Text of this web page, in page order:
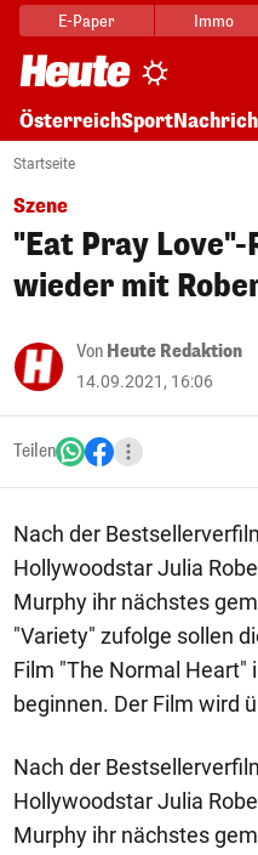
E-Paper Immo
ÖsterreichSport
Startseite
Szene
"Eat Pray
wieder mit
Von Heute Redaktion
14.09.2021, 16:06
Teilen
Nach der
Hollywoodstar Julia
Murphy ihr nächstes
"Variety" zufolge sollen
Film "The Normal Heart"
beginnen. Der Film wird
Nach der
Hollywoodstar Julia
Murphy ihr nächstes